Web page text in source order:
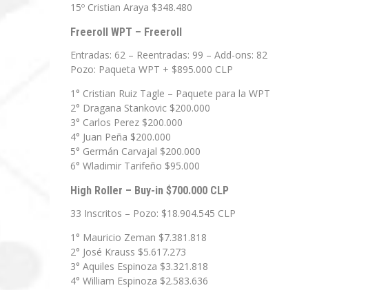
15º Cristian Araya $348.480
Freeroll WPT – Freeroll
Entradas: 62 – Reentradas: 99 – Add-ons: 82
Pozo: Paqueta WPT + $895.000 CLP
1° Cristian Ruiz Tagle – Paquete para la WPT
2° Dragana Stankovic $200.000
3° Carlos Perez $200.000
4° Juan Peña $200.000
5° Germán Carvajal $200.000
6° Wladimir Tarifeño $95.000
High Roller – Buy-in $700.000 CLP
33 Inscritos – Pozo: $18.904.545 CLP
1° Mauricio Zeman $7.381.818
2° José Krauss $5.617.273
3° Aquiles Espinoza $3.321.818
4° William Espinoza $2.583.636